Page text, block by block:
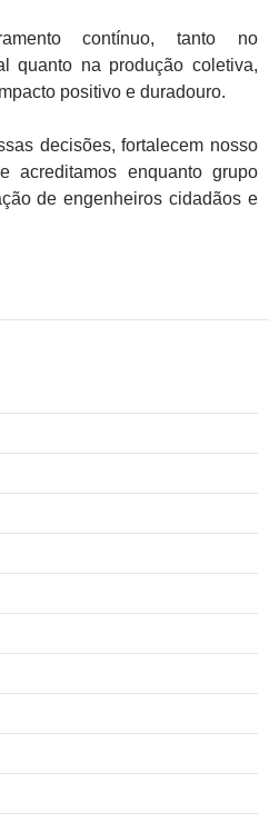
contínuo, tanto no
quanto na produção coletiva,
positivo e duradouro.
decisões, fortalecem nosso
acreditamos enquanto grupo
de engenheiros cidadãos e